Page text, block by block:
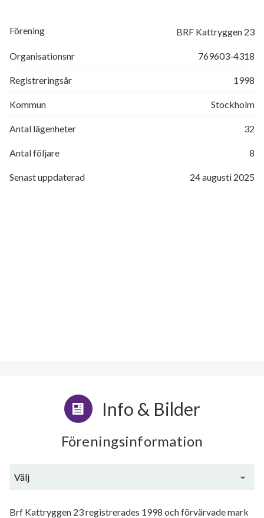
Förening BRF Kattryggen 23
Organisationsnr 769603-4318
Registreringsår 1998
Kommun Stockholm
Antal lägenheter 32
Antal följare 8
Senast uppdaterad 24 augusti 2025
Info & Bilder
Föreningsinformation
Välj
Brf Kattryggen 23 registrerades 1998 och förvärvade mark